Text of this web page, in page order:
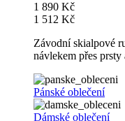
1 890 Kč
1 512 Kč
Závodní skialpové
návlekem přes
Pánské oblečení
Dámské oblečení